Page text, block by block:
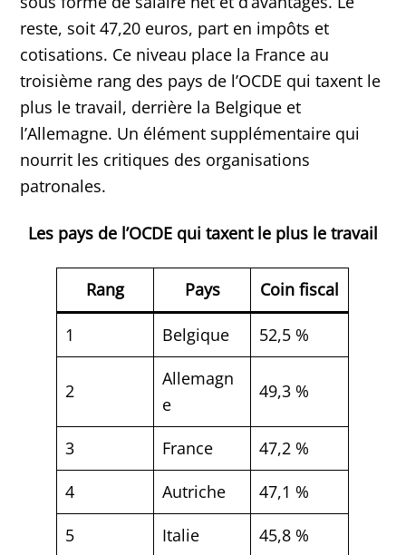
reste, soit 47,20 euros, part en impôts et
cotisations. Ce niveau place la France au
troisième rang des pays de l’OCDE qui taxent le
plus le travail, derrière la Belgique et
l’Allemagne. Un élément supplémentaire qui
nourrit les critiques des organisations
patronales.
Les pays de l’OCDE qui taxent le plus le travail
Rang Pays Coin fiscal
1 Belgique 52,5 %
2
Allemagn
e
49,3 %
3 France
47,2 %
4
Autriche
47,1 %
5
Italie
45,8 %